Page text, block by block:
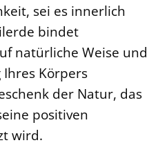
sei es innerlich
bindet
natürliche Weise und
Körpers
der Natur, das
positiven
wird.